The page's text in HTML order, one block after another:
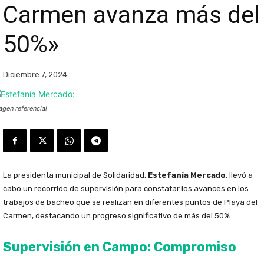
Carmen avanza más del
50%»
Diciembre 7, 2024
referencial
La presidenta municipal de Solidaridad, Estefanía Mercado, llevó a
cabo un recorrido de supervisión para constatar los avances en los
trabajos de bacheo que se realizan en diferentes puntos de Playa del
Carmen, destacando un progreso significativo de más del 50%.
Supervisión en Campo: Compromiso